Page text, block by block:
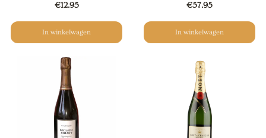
€12.95
In winkelwagen
€57.95
In winkelwagen